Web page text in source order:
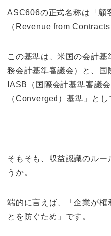
ASC606の正式名称は「顧
（Revenue from
この基準は、米国の会計
務会計基準審議会）と、国
IASB（国際会計基準審議
（Converged）基準」とし
そもそも、収益認識のルー
うか。
端的に言えば、「企業が権
とを防ぐため」です。